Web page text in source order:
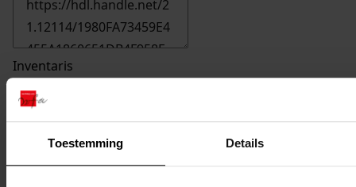
Toestemming Details
Inventaris
01. Nrs. 636-699